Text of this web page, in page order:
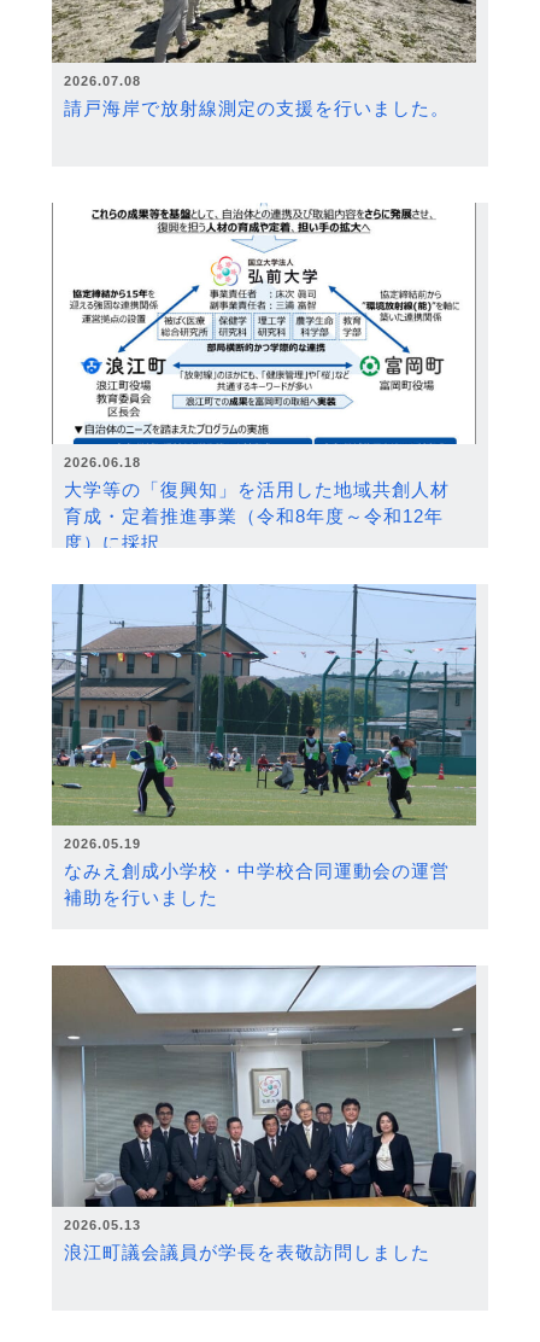
2026.07.08
請戸海岸で放射線測定の支援を行いました。
2026.06.18
大学等の「復興知」を活用した地域共創人材
育成・定着推進事業（令和8年度～令和12年
度）に採択
2026.05.19
なみえ創成小学校・中学校合同運動会の運営
補助を行いました
2026.05.13
浪江町議会議員が学長を表敬訪問しました